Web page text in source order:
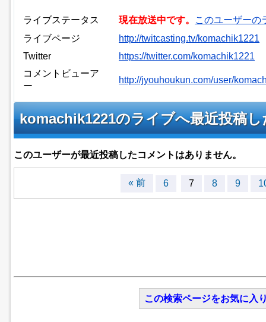
ライブステータス 現在放送中です。
このユーザーの
ライブページ
http://twitcasting.tv/komachik1221
Twitter
https://twitter.com/komachik1221
コメントビューア
ー
http://jyouhoukun.com/user/
komachik1221のライブへ最近投稿
このユーザーが最近投稿したコメントはありません。
« 前 6 7 8 9
この検索ページをお気に入